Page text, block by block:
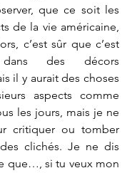
que ce soit les
de la vie américaine,
c’est sûr que c’est
des décors
il y aurait des choses
aspects comme
les jours, mais je ne
critiquer ou tomber
clichés. Je ne dis
que…, si tu veux mon